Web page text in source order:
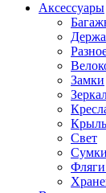
Аксессуары
Замки
Свет
Сумки